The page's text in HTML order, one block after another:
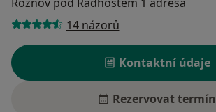
14 názorů
Kontaktní údaje
Rezervovat termín